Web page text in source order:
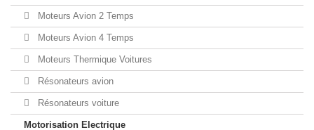
Moteurs Avion 2 Temps
Moteurs Avion 4 Temps
Moteurs Thermique Voitures
Résonateurs avion
Résonateurs voiture
Motorisation Electrique